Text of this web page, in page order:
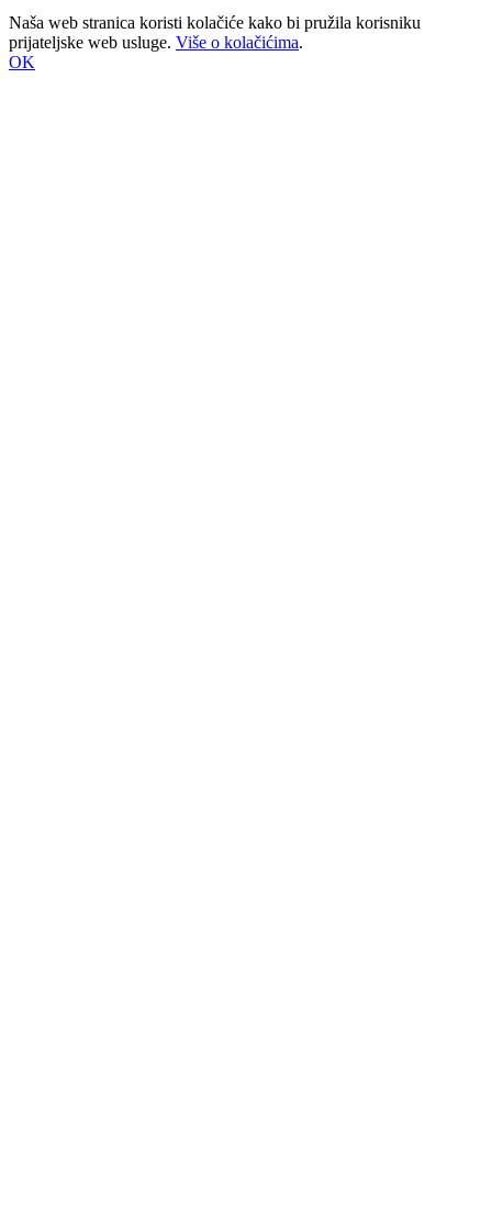
Naša web stranica koristi kolačiće kako bi pružila korisniku
prijateljske web usluge. Više o kolačićima.
OK